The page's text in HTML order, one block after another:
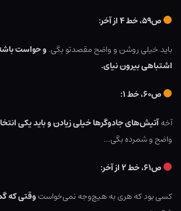
ص۵۹، خط ۴ از آخر:
باید خیلی روشن و واضح مقصدتو بگی. و حواست
اشتباهی بیرون نیای.
ص۶۰، خط ۱:
آخهآتیش‌های جادوگرها خیلی زیادن و باید یکی
واضح و شمرده بگی…
ص۶۱، خط ۲ از آخر:
کسی بود که هری به هیچ‌وجه نمی‌خواستوقتی که